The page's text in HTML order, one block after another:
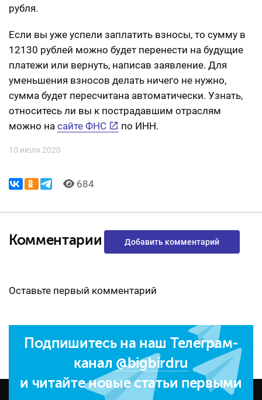
рубля.
Если вы уже успели заплатить взносы, то сумму в
12130 рублей можно будет перенести на будущие
платежи или вернуть, написав заявление. Для
уменьшения взносов делать ничего не нужно,
сумма будет пересчитана автоматически. Узнать,
относитесь ли вы к пострадавшим отраслям
можно на сайте ФНС по ИНН.
10 июля 2020
684
Комментарии Добавить комментарий
Оставьте первый комментарий
Подпишитесь на наш Телеграм-
канал @bigbirdru
и читайте новые статьи первыми